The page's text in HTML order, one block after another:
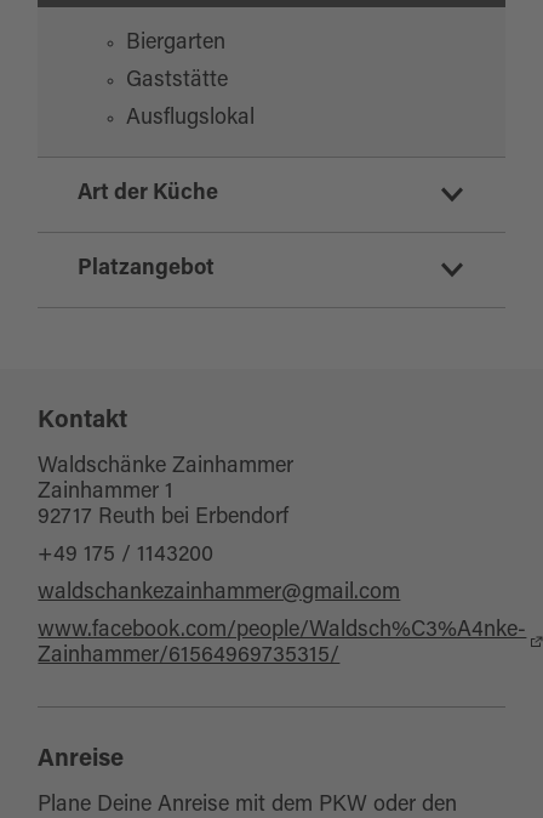
Biergarten
Gaststätte
Ausflugslokal
Art der Küche
deutsch
vegetarisch
Platzangebot
Sitzplätze Außenbereich:
Kontakt
Waldschänke Zainhammer
Zainhammer 1
92717 Reuth bei Erbendorf
+49 175 / 1143200
waldschankezainhammer@gmail.com
www.facebook.com/people/Waldsch%C3%A4nke-
Zainhammer/61564969735315/
Anreise
Plane Deine Anreise mit dem PKW oder den